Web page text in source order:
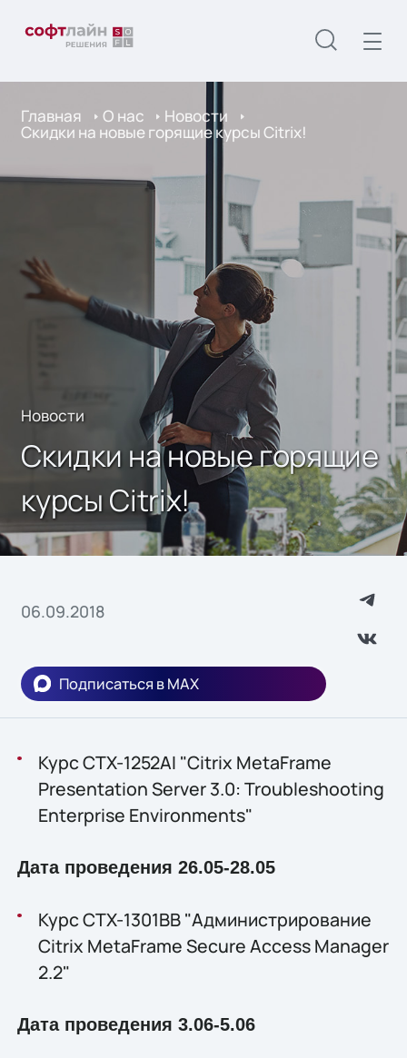
Главная О нас Новости
Скидки на новые горящие курсы Citrix!
Новости
Скидки на новые горящие
курсы Citrix!
06.09.2018
Подписаться в MAX
Курс CTX-1252AI "Citrix MetaFrame
Presentation Server 3.0: Troubleshooting
Enterprise Environments"
Дата проведения 26.05-28.05
Курс CTX-1301BB "Администрирование
Citrix MetaFrame Secure Access Manager
2.2"
Дата проведения 3.06-5.06